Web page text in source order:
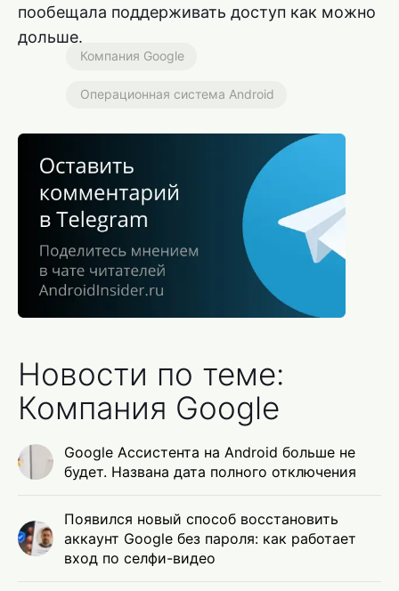
пообещала поддерживать доступ как можно
дольше.
Компания Google
Операционная система Android
Новости по теме:
Компания Google
Google Ассистента на Android больше не
будет. Названа дата полного отключения
Появился новый способ восстановить
аккаунт Google без пароля: как работает
вход по селфи-видео